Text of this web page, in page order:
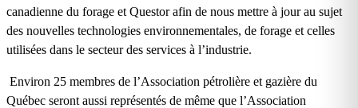
canadienne du forage et Questor afin de nous mettre à jour au sujet
des nouvelles technologies environnementales, de forage et celles
utilisées dans le secteur des services à l’industrie.
Environ 25 membres de l’Association pétrolière et gazière du
Québec seront aussi représentés de même que l’Association